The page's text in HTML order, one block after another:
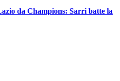
da Champions: Sarri batte la